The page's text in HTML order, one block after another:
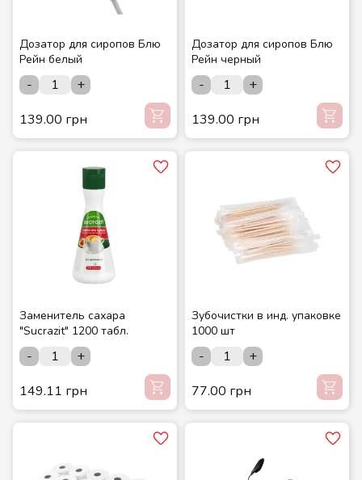
Дозатор для сиропов Блю
Рейн белый
-
+
139.00 грн
Дозатор для сиропов Блю
Рейн черный
-
+
139.00 грн
Заменитель сахара
"Sucrazit" 1200 табл.
-
+
149.11 грн
Зубочистки в инд. упаковке
1000 шт
-
+
77.00 грн